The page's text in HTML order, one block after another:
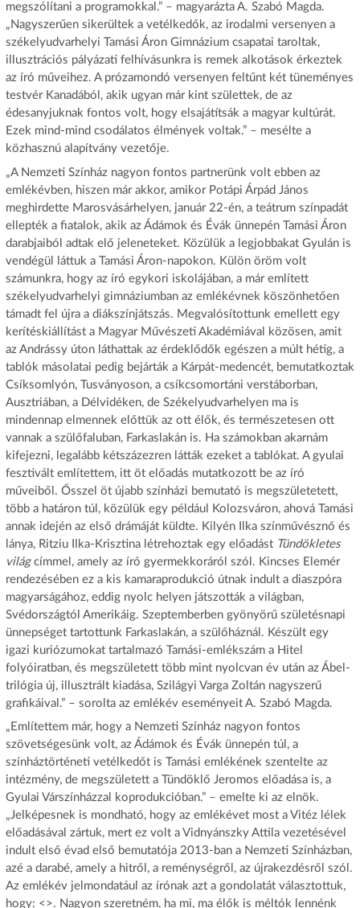
megszólítani a programokkal.” – magyarázta A. Szabó Magda.
„Nagyszerűen sikerültek a vetélkedők, az irodalmi versenyen a
székelyudvarhelyi Tamási Áron Gimnázium csapatai taroltak,
illusztrációs pályázati felhívásunkra is remek alkotások érkeztek
az író műveihez. A prózamondó versenyen feltűnt két tüneményes
testvér Kanadából, akik ugyan már kint születtek, de az
édesanyjuknak fontos volt, hogy elsajátítsák a magyar kultúrát.
Ezek mind-mind csodálatos élmények voltak.” – mesélte a
közhasznú alapítvány vezetője.
„A Nemzeti Színház nagyon fontos partnerünk volt ebben az
emlékévben, hiszen már akkor, amikor Potápi Árpád János
meghirdette Marosvásárhelyen, január 22-én, a teátrum színpadát
ellepték a fiatalok, akik az Ádámok és Évák ünnepén Tamási Áron
darabjaiból adtak elő jeleneteket. Közülük a legjobbakat Gyulán is
vendégül láttuk a Tamási Áron-napokon. Külön öröm volt
számunkra, hogy az író egykori iskolájában, a már említett
székelyudvarhelyi gimnáziumban az emlékévnek köszönhetően
támadt fel újra a diákszínjátszás. Megvalósítottunk emellett egy
kerítéskiállítást a Magyar Művészeti Akadémiával közösen, amit
az Andrássy úton láthattak az érdeklődők egészen a múlt hétig, a
tablók másolatai pedig bejárták a Kárpát-medencét, bemutatkoztak
Csíksomlyón, Tusványoson, a csíkcsomortáni verstáborban,
Ausztriában, a Délvidéken, de Székelyudvarhelyen ma is
mindennap elmennek előttük az ott élők, és természetesen ott
vannak a szülőfaluban, Farkaslakán is. Ha számokban akarnám
kifejezni, legalább kétszázezren látták ezeket a tablókat. A gyulai
fesztivált említettem, itt öt előadás mutatkozott be az író
műveiből. Ősszel öt újabb színházi bemutató is megszületetett,
több a határon túl, közülük egy például Kolozsváron, ahová Tamási
annak idején az első drámáját küldte. Kilyén Ilka színművésznő és
lánya, Ritziu Ilka-Krisztina létrehoztak egy előadást Tündökletes
világcímmel, amely az író gyermekkoráról szól. Kincses Elemér
rendezésében ez a kis kamaraprodukció útnak indult a diaszpóra
magyarságához, eddig nyolc helyen játszották a világban,
Svédországtól Amerikáig. Szeptemberben gyönyörű születésnapi
ünnepséget tartottunk Farkaslakán, a szülőháznál. Készült egy
igazi kuriózumokat tartalmazó Tamási-emlékszám a Hitel
folyóiratban, és megszületett több mint nyolcvan év után az Ábel-
trilógia új, illusztrált kiadása, Szilágyi Varga Zoltán nagyszerű
grafikáival.” – sorolta az emlékév eseményeit A. Szabó Magda.
„Említettem már, hogy a Nemzeti Színház nagyon fontos
szövetségesünk volt, az Ádámok és Évák ünnepén túl, a
színháztörténeti vetélkedőt is Tamási emlékének szentelte az
intézmény, de megszületett a Tündöklő Jeromos előadása is, a
Gyulai Várszínházzal koprodukcióban.” – emelte ki az elnök.
„Jelképesnek is mondható, hogy az emlékévet most a Vitéz lélek
előadásával zártuk, mert ez volt a Vidnyánszky Attila vezetésével
indult első évad első bemutatója 2013-ban a Nemzeti Színházban,
azé a darabé, amely a hitről, a reménységről, az újrakezdésről szól.
Az emlékév jelmondatául az írónak azt a gondolatát választottuk,
hogy: < >. Nagyon szeretném, ha mi, ma élők is méltók lennénk